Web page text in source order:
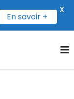
En savoir +
X